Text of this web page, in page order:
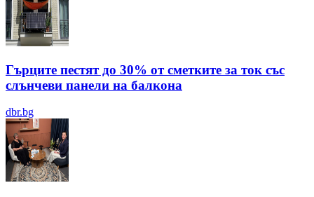
Гърците пестят до 30% от сметките за ток със
слънчеви панели на балкона
dbr.bg